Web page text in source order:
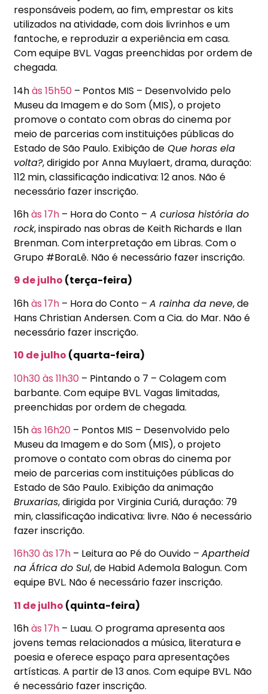
responsáveis podem, ao fim, emprestar os kits
utilizados na atividade, com dois livrinhos e um
fantoche, e reproduzir a experiência em casa.
Com equipe BVL. Vagas preenchidas por ordem de
chegada.
14hàs 15h50 – Pontos MIS – Desenvolvido pelo
Museu da Imagem e do Som (MIS), o projeto
promove o contato com obras do cinema por
meio de parcerias com instituições públicas do
Estado de São Paulo. Exibição de Que horas ela
volta?, dirigido por Anna Muylaert, drama, duração:
112 min, classificação indicativa: 12 anos. Não é
necessário fazer inscrição.
16hàs 17h – Hora do Conto – A curiosa história do
rock, inspirado nas obras de Keith Richards e Ilan
Brenman. Com interpretação em Libras. Com o
Grupo #BoraLê. Não é necessário fazer inscrição.
9 de julho (terça-feira)
16hàs 17h – Hora do Conto –A rainha da neve, de
Hans Christian Andersen. Com a Cia. do Mar. Não é
necessário fazer inscrição.
10 de julho (quarta-feira)
10h30às 11h30 – Pintando o 7 – Colagem com
barbante. Com equipe BVL. Vagas limitadas,
preenchidas por ordem de chegada.
15hàs 16h20 – Pontos MIS – Desenvolvido pelo
Museu da Imagem e do Som (MIS), o projeto
promove o contato com obras do cinema por
meio de parcerias com instituições públicas do
Estado de São Paulo. Exibição da animação
Bruxarias, dirigida por Virginia Curiá, duração: 79
min, classificação indicativa: livre. Não é necessário
fazer inscrição.
16h30às 17h – Leitura ao Pé do Ouvido –Apartheid
na África do Sul, de Habid Ademola Balogun. Com
equipe BVL. Não é necessário fazer inscrição.
11 de julho (quinta-feira)
16hàs 17h – Luau. O programa apresenta aos
jovens temas relacionados a música, literatura e
poesia e oferece espaço para apresentações
artísticas. A partir de 13 anos. Com equipe BVL. Não
é necessário fazer inscrição.